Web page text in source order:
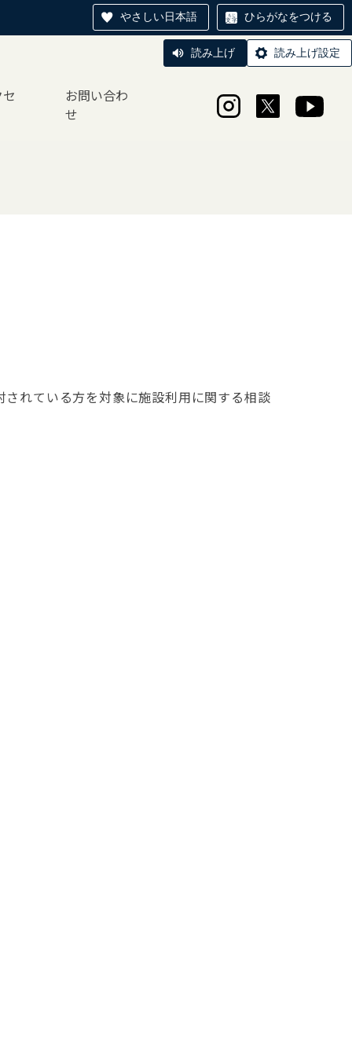
やさしい日本語 ひらがなをつける
読み上げ 読み上げ設定
お問い合わ
せ
れている方を対象に施設利用に関する相談